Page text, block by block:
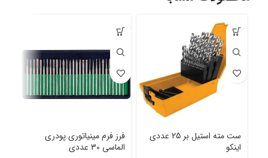
ست مته استیل بر 25 عددی
اینکو
فرز فرم مینیاتوری پودری
الماسی 30 عددی